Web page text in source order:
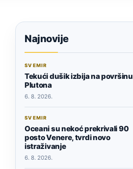
Najnovije
SVEMIR
Tekući dušik izbija na površinu
Plutona
6. 8. 2026.
SVEMIR
Oceani su nekoć prekrivali 90
posto Venere, tvrdi novo
istraživanje
6. 8. 2026.